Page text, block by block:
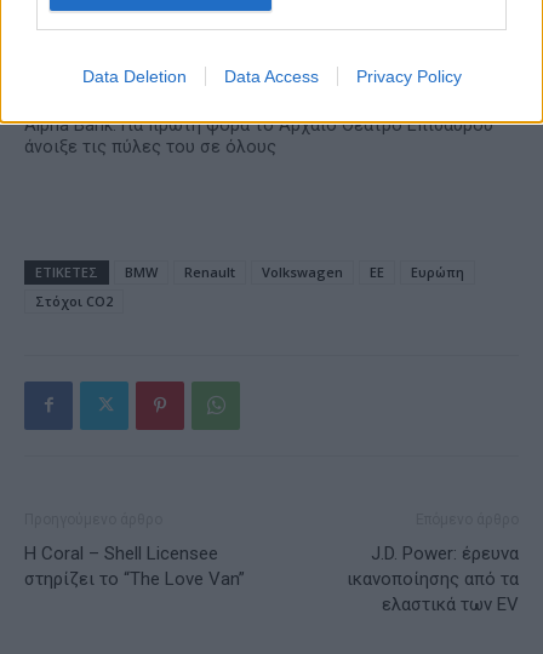
Data Deletion Data Access Privacy Policy
Alpha Bank: Για πρώτη φορά το Αρχαίο Θέατρο Επιδαύρου
άνοιξε τις πύλες του σε όλους
ΕΤΙΚΕΤΕΣ BMW Renault Volkswagen ΕΕ
Ευρώπη
Στόχοι CO2
Η Coral – Shell Licensee
στηρίζει το “The Love Van”
J.D. Power: έρευνα
ικανοποίησης από τα
ελαστικά των EV